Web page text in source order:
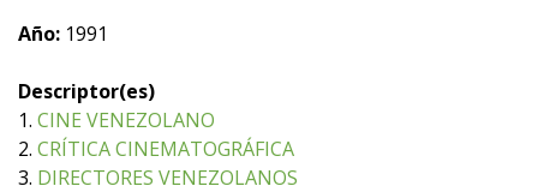
Año: 1991
Descriptor(es)
1. CINE VENEZOLANO
2. CRÍTICA CINEMATOGRÁFICA
3. DIRECTORES VENEZOLANOS